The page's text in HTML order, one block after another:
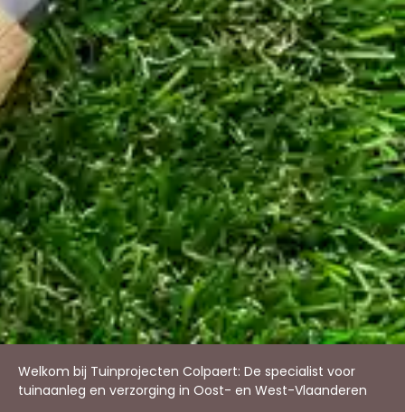
Welkom bij Tuinprojecten Colpaert: De specialist voor
tuinaanleg en verzorging in Oost- en West-Vlaanderen